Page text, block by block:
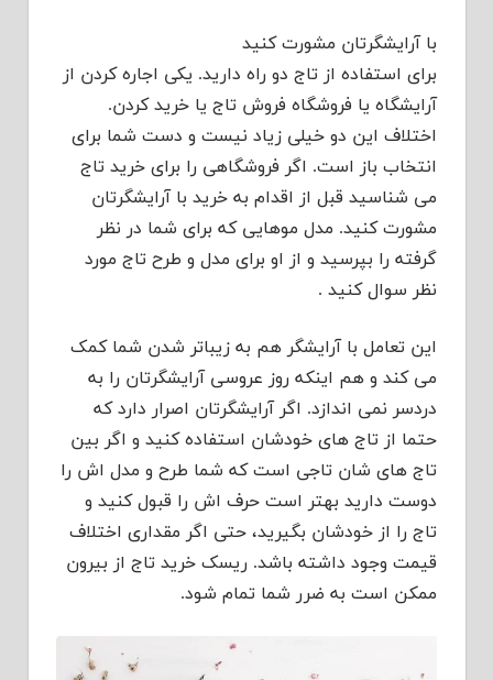
با آرایشگرتان مشورت کنید
برای استفاده از تاج دو راه دارید. یکی اجاره کردن از
آرایشگاه یا فروشگاه فروش تاج یا خرید کردن.
اختلاف این دو خیلی زیاد نیست و دست شما برای
انتخاب باز است. اگر فروشگاهی را برای خرید تاج
می شناسید قبل از اقدام به خرید با آرایشگرتان
مشورت کنید. مدل موهایی که برای شما در نظر
گرفته را بپرسید و از او برای مدل و طرح تاج مورد
نظر سوال کنید .
این تعامل با آرایشگر هم به زیباتر شدن شما کمک
می کند و هم اینکه روز عروسی آرایشگرتان را به
دردسر نمی اندازد. اگر آرایشگرتان اصرار دارد که
حتما از تاج های خودشان استفاده کنید و اگر بین
تاج های شان تاجی است که شما طرح و مدل اش را
دوست دارید بهتر است حرف اش را قبول کنید و
تاج را از خودشان بگیرید، حتی اگر مقداری اختلاف
قیمت وجود داشته باشد. ریسک خرید تاج از بیرون
ممکن است به ضرر شما تمام شود.